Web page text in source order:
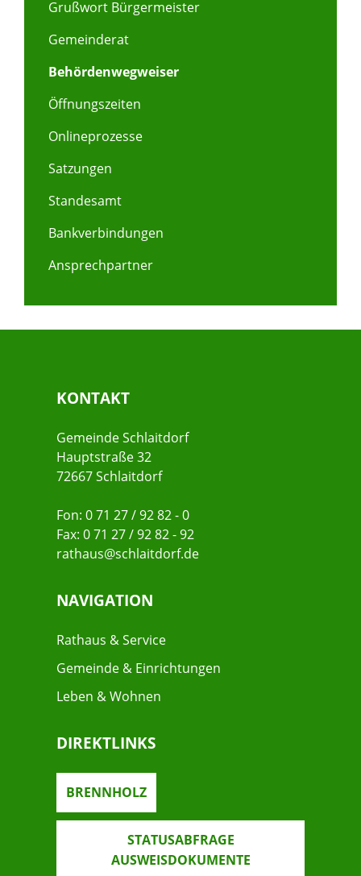
Grußwort Bürgermeister
Gemeinderat
Behördenwegweiser
Öffnungszeiten
Onlineprozesse
Satzungen
Standesamt
Bankverbindungen
Ansprechpartner
KONTAKT
Gemeinde Schlaitdorf
Hauptstraße 32
72667 Schlaitdorf
Fon: 0 71 27 / 92 82 - 0
Fax: 0 71 27 / 92 82 - 92
rathaus@schlaitdorf.de
NAVIGATION
Rathaus & Service
Gemeinde & Einrichtungen
Leben & Wohnen
DIREKTLINKS
BRENNHOLZ
STATUSABFRAGE
AUSWEISDOKUMENTE